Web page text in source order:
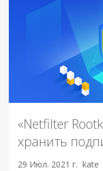
«Netfilter
хранить
29 Июл. 2021 г. kate